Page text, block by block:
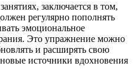
заключается в том,
регулярно пополнять
эмоциональное
Это упражнение можно
и расширять свою
источники вдохновения